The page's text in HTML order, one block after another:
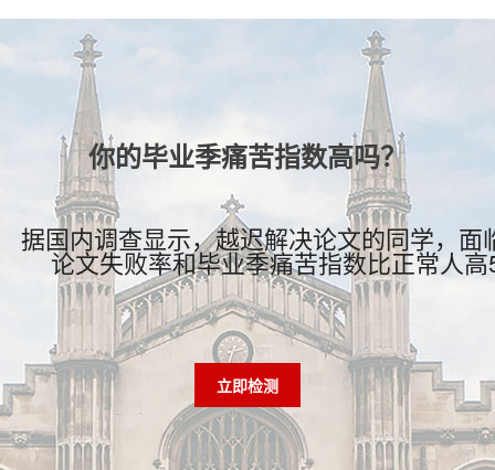
你的毕业季痛苦指数高吗？
据国内调查显示，越迟解决论文的同学，面
论文失败率和毕业季痛苦指数比正常人
立即检测